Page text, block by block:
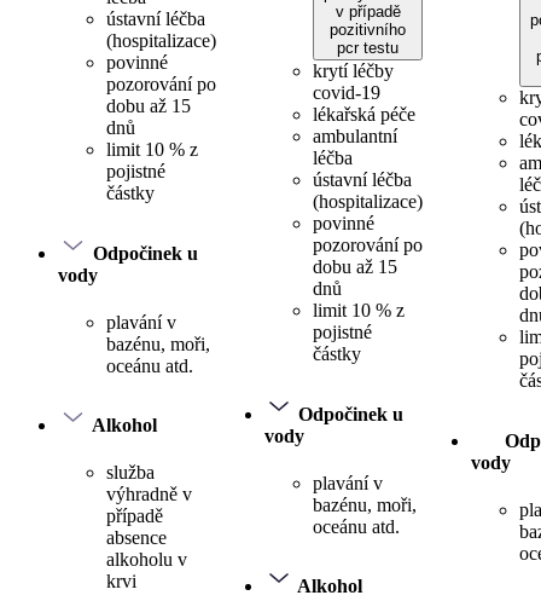
ústavní léčba
(hospitalizace)
povinné
pozorování po
dobu až 15
dnů
limit 10 % z
pojistné
částky
Odpočinek u
vody
plavání v
bazénu, moři,
oceánu atd.
Alkohol
služba
výhradně v
případě
absence
alkoholu v
krvi
v případě
pozitivního
pcr testu
krytí léčby
covid-19
lékařská péče
ambulantní
léčba
ústavní léčba
(hospitalizace)
povinné
pozorování po
dobu až 15
dnů
limit 10 % z
pojistné
částky
Odpočinek u
vody
plavání v
bazénu, moři,
oceánu atd.
Alkohol
vody